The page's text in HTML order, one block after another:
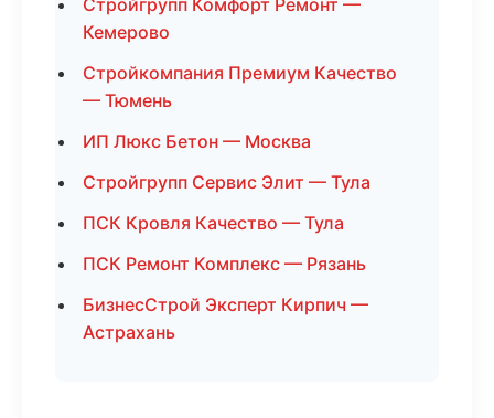
Стройгрупп Комфорт Ремонт —
Кемерово
Стройкомпания Премиум Качество
— Тюмень
ИП Люкс Бетон — Москва
Стройгрупп Сервис Элит — Тула
ПСК Кровля Качество — Тула
ПСК Ремонт Комплекс — Рязань
БизнесСтрой Эксперт Кирпич —
Астрахань